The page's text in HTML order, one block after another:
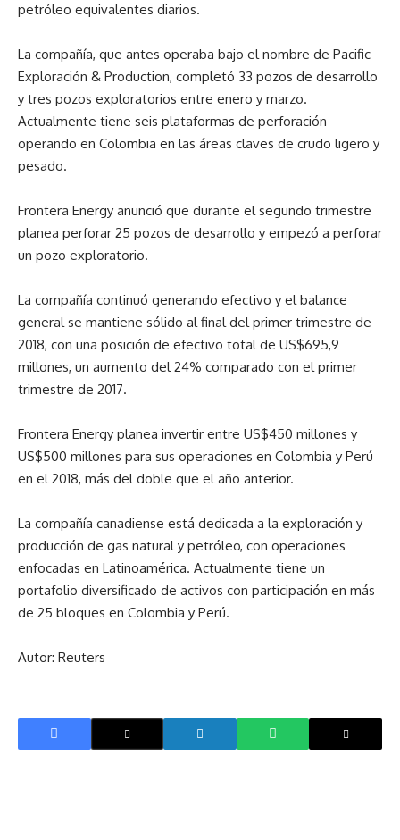
petróleo equivalentes diarios.
La compañía, que antes operaba bajo el nombre de Pacific
Exploración & Production, completó 33 pozos de desarrollo
y tres pozos exploratorios entre enero y marzo.
Actualmente tiene seis plataformas de perforación
operando en Colombia en las áreas claves de crudo ligero y
pesado.
Frontera Energy anunció que durante el segundo trimestre
planea perforar 25 pozos de desarrollo y empezó a perforar
un pozo exploratorio.
La compañía continuó generando efectivo y el balance
general se mantiene sólido al final del primer trimestre de
2018, con una posición de efectivo total de US$695,9
millones, un aumento del 24% comparado con el primer
trimestre de 2017.
Frontera Energy planea invertir entre US$450 millones y
US$500 millones para sus operaciones en Colombia y Perú
en el 2018, más del doble que el año anterior.
La compañía canadiense está dedicada a la exploración y
producción de gas natural y petróleo, con operaciones
enfocadas en Latinoamérica. Actualmente tiene un
portafolio diversificado de activos con participación en más
de 25 bloques en Colombia y Perú.
Autor: Reuters